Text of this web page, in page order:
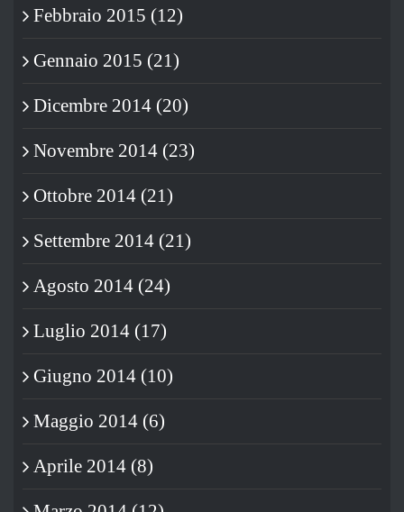
Febbraio 2015 (12)
Gennaio 2015 (21)
Dicembre 2014 (20)
Novembre 2014 (23)
Ottobre 2014 (21)
Settembre 2014 (21)
Agosto 2014 (24)
Luglio 2014 (17)
Giugno 2014 (10)
Maggio 2014 (6)
Aprile 2014 (8)